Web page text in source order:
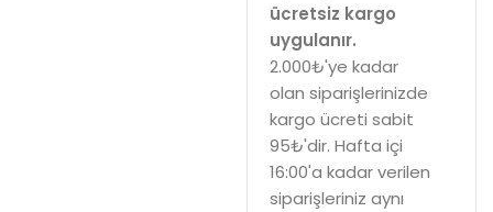
ücretsiz kargo
uygulanır.
2.000₺'ye kadar
olan siparişlerinizde
kargo ücreti sabit
95₺'dir. Hafta içi
16:00'a kadar verilen
siparişleriniz aynı